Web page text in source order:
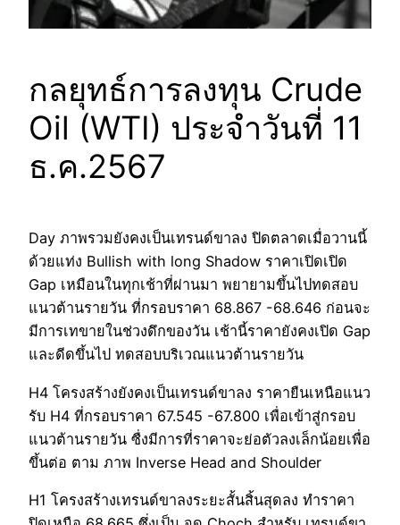
กลยุทธ์การลงทุน Crude
Oil (WTI) ประจำวันที่ 11
ธ.ค.2567
Day ภาพรวมยังคงเป็นเทรนด์ขาลง ปิดตลาดเมื่อวานนี้
ด้วยแท่ง Bullish with long Shadow ราคาเปิดเปิด
Gap เหมือนในทุกเช้าที่ผ่านมา พยายามขึ้นไปทดสอบ
แนวต้านรายวัน ที่กรอบราคา 68.867 -68.646 ก่อนจะ
มีการเทขายในช่วงดึกของวัน เช้านี้ราคายังคงเปิด Gap
และดีดขึ้นไป ทดสอบบริเวณแนวต้านรายวัน
H4 โครงสร้างยังคงเป็นเทรนด์ขาลง ราคายืนเหนือแนว
รับ H4 ที่กรอบราคา 67.545 -67.800 เพื่อเข้าสู่กรอบ
แนวต้านรายวัน ซื่งมีการที่ราคาจะย่อตัวลงเล็กน้อยเพื่อ
ขึ้นต่อ ตาม ภาพ Inverse Head and Shoulder
H1 โครงสร้างเทรนด์ขาลงระยะสั้นสิ้นสุดลง ทำราคา